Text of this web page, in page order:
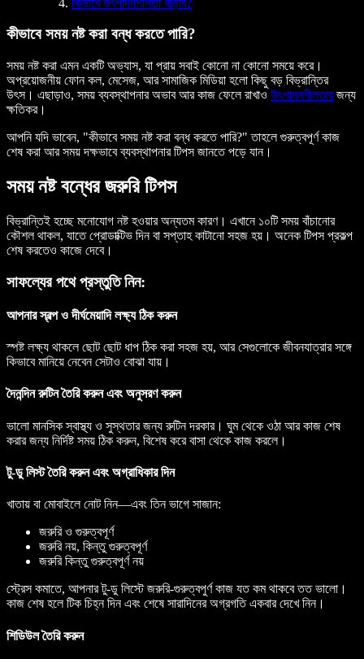
কীভাবে সময় নষ্ট করা বন্ধ করতে পারি?
সময় নষ্ট করা এমন একটি অভ্যাস, যা প্রায় সবাই কোনো না কোনো সময়ে করে।
অপ্রয়োজনীয় ফোন কল, মেসেজ, আর সামাজিক মিডিয়া হলো কিছু বড় বিভ্রান্তির
উৎস। এছাড়াও, সময় ব্যবস্থাপনার অভাব আর কাজ ফেলে রাখাও উৎপাদনশীলতারজন্য
ক্ষতিকর।
আপনি যদি ভাবেন, "কীভাবে সময় নষ্ট করা বন্ধ করতে পারি?" তাহলে গুরুত্বপূর্ণ কাজ
শেষ করা আর সময় দক্ষভাবে ব্যবস্থাপনার টিপস জানতে পড়ে যান।
সময় নষ্ট বন্ধের জরুরি টিপস
বিভ্রান্তিই হচ্ছে মনোযোগ নষ্ট হওয়ার অন্যতম কারণ। এখানে ১০টি সময় বাঁচানোর
কৌশল থাকল, যাতে প্রোডাক্টিভ দিন বা সপ্তাহ কাটানো সহজ হয়। অনেক টিপস প্রকল্প
শেষ করতেও কাজে দেবে।
সাফল্যের পথে প্রস্তুতি নিন:
আপনার স্বল্প ও দীর্ঘমেয়াদি লক্ষ্য ঠিক করুন
স্পষ্ট লক্ষ্য থাকলে ছোট ছোট ধাপ ঠিক করা সহজ হয়, আর সেগুলোকে জীবনযাত্রার সঙ্গে
কিভাবে মানিয়ে নেবেন সেটাও বোঝা যায়।
দৈনন্দিন রুটিন তৈরি করুন এবং অনুসরণ করুন
ভালো মানসিক স্বাস্থ্য ও সুস্থতার জন্য রুটিন দরকার। ঘুম থেকে ওঠা আর কাজ শেষ
করার জন্য নির্দিষ্ট সময় ঠিক করুন, বিশেষ করে বাসা থেকে কাজ করলে।
টু-ডু লিস্ট তৈরি করুন এবং অগ্রাধিকার দিন
খাতায় বা মোবাইলে নোট নিন—এবং তিন ভাগে সাজান:
জরুরি ও গুরুত্বপূর্ণ
জরুরি নয়, কিন্তু গুরুত্বপূর্ণ
জরুরি কিন্তু গুরুত্বপূর্ণ নয়
স্ট্রেস কমাতে, আপনার টু-ডু লিস্টে জরুরি-গুরুত্বপুর্ণ কাজ যত কম থাকবে তত ভালো।
কাজ শেষ হলে টিক চিহ্ন দিন এবং শেষে সারাদিনের অগ্রগতি একবার দেখে নিন।
শিডিউল তৈরি করুন